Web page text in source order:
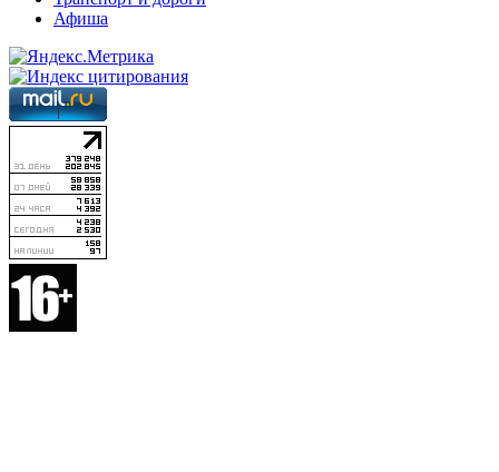
Афиша